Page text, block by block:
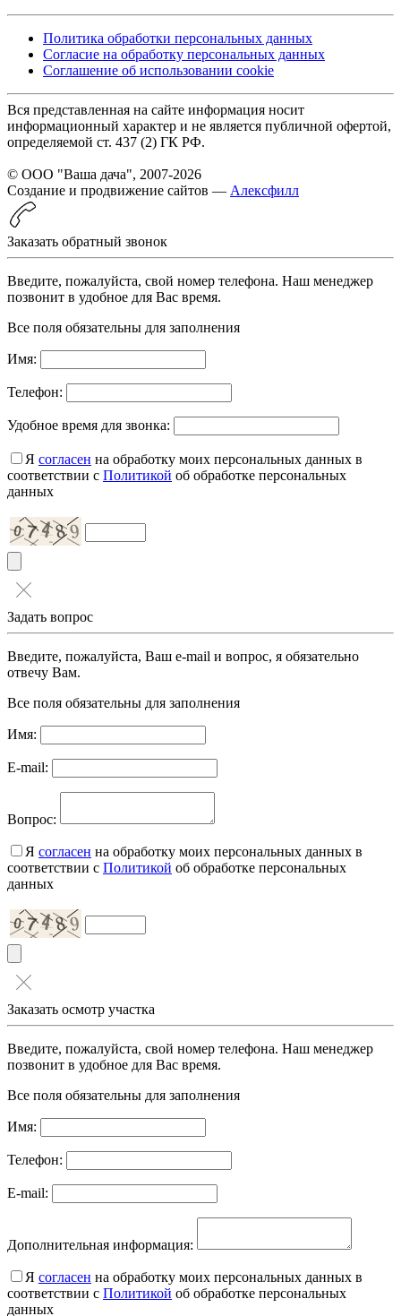
Политика обработки персональных данных
Согласие на обработку персональных данных
Соглашение об использовании cookie
Вся представленная на сайте информация носит
информационный характер и не является публичной офертой,
определяемой ст. 437 (2) ГК РФ.
© ООО "Ваша дача", 2007-2026
Создание и продвижение сайтов — Алексфилл
Заказать обратный звонок
Введите, пожалуйста, свой номер телефона. Наш менеджер
позвонит в удобное для Вас время.
Все поля обязательны для заполнения
Имя:
Телефон:
Удобное время для звонка:
Я согласен на обработку моих персональных данных в
соответствии с Политикой об обработке персональных
данных
Задать вопрос
Введите, пожалуйста, Ваш e-mail и вопрос, я обязательно
отвечу Вам.
Все поля обязательны для заполнения
Имя:
E-mail:
Вопрос:
Я согласен на обработку моих персональных данных в
соответствии с Политикой об обработке персональных
данных
Заказать осмотр участка
Введите, пожалуйста, свой номер телефона. Наш менеджер
позвонит в удобное для Вас время.
Все поля обязательны для заполнения
Имя:
Телефон:
E-mail:
Дополнительная информация:
Я согласен на обработку моих персональных данных в
соответствии с Политикой об обработке персональных
данных